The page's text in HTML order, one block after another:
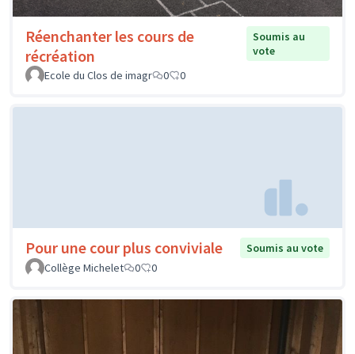
Réenchanter les cours de
récréation
Soumis au
vote
Ecole du Clos de imagr
0 0
Pour une cour plus conviviale
Soumis au vote
Collège Michelet
0 0